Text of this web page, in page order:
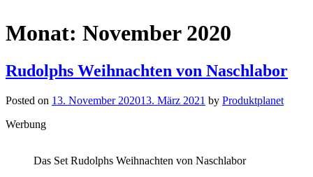
Monat: November 2020
Rudolphs Weihnachten von Naschlabor
Posted on 13. November 202013. März 2021 by Produktplanet
Werbung
Das Set Rudolphs Weihnachten von Naschlabor